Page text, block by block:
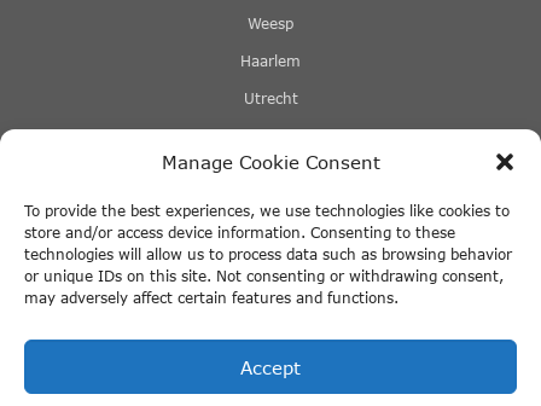
Manage Cookie Consent
To provide the best experiences, we use technologies like cookies to
store and/or access device information. Consenting to these
technologies will allow us to process data such as browsing behavior
or unique IDs on this site. Not consenting or withdrawing consent,
may adversely affect certain features and functions.
Accept
Weesp
Haarlem
Utrecht
Giethoorn
Over
Adverteren
Blog
Cookie Policy
Partners